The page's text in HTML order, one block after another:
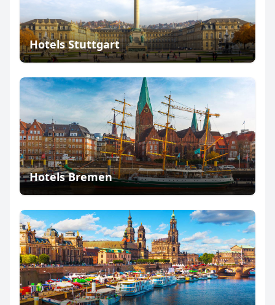
Hotels Stuttgart
Hotels Bremen